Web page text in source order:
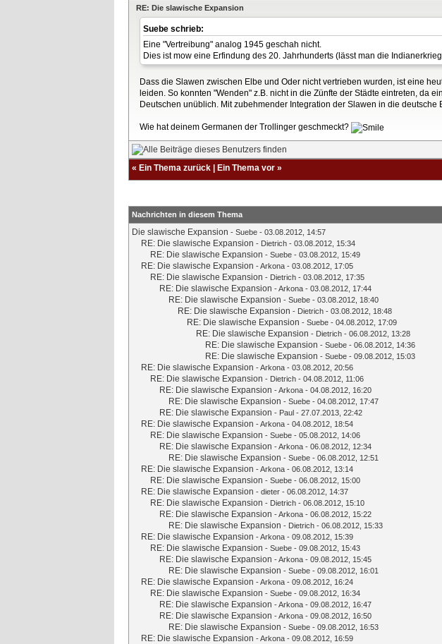
RE: Die slawische Expansion
Suebe schrieb:
Eine "Vertreibung" analog 1945 geschah nicht.
Dies ist mow eine Erfindung des 20. Jahrhunderts (lässt man die
Dass die Slawen zwischen Elbe und Oder nicht vertrieben wurden, ist eine
leiden. So konnten "Wenden" z.B. nicht in die Zünfte der Städte eintreten, da
Deutschen unüblich. Mit zubehmender Integration der Slawen in die
Wie hat deinem Germanen der Trollinger geschmeckt?
« Ein Thema zurück Ein Thema vor »
Nachrichten in diesem Thema
Die slawische Expansion - Suebe - 03.08.2012, 14:57
RE: Die slawische Expansion - Dietrich - 03.08.2012, 15:34
RE: Die slawische Expansion - Suebe - 03.08.2012, 15:49
RE: Die slawische Expansion -Arkona - 03.08.2012, 17:05
RE: Die slawische Expansion - Dietrich - 03.08.2012, 17:35
RE: Die slawische Expansion -Arkona - 03.08.2012, 17:44
RE: Die slawische Expansion - Suebe - 03.08.2012, 18:40
RE: Die slawische Expansion - Dietrich - 03.08.2012, 18:48
RE: Die slawische Expansion - Suebe - 04.08.2012, 17:09
RE: Die slawische Expansion - Dietrich - 06.08.2012, 13:28
RE: Die slawische Expansion - Suebe - 06.08.2012, 14:36
RE: Die slawische Expansion - Suebe - 09.08.2012, 15:03
RE: Die slawische Expansion -Arkona - 03.08.2012, 20:56
RE: Die slawische Expansion - Dietrich - 04.08.2012, 11:06
RE: Die slawische Expansion -Arkona - 04.08.2012, 16:20
RE: Die slawische Expansion - Suebe - 04.08.2012, 17:47
RE: Die slawische Expansion - Paul - 27.07.2013, 22:42
RE: Die slawische Expansion -Arkona - 04.08.2012, 18:54
RE: Die slawische Expansion - Suebe - 05.08.2012, 14:06
RE: Die slawische Expansion -Arkona - 06.08.2012, 12:34
RE: Die slawische Expansion - Suebe - 06.08.2012, 12:51
RE: Die slawische Expansion -Arkona - 06.08.2012, 13:14
RE: Die slawische Expansion - Suebe - 06.08.2012, 15:00
RE: Die slawische Expansion - dieter - 06.08.2012, 14:37
RE: Die slawische Expansion - Dietrich - 06.08.2012, 15:10
RE: Die slawische Expansion -Arkona - 06.08.2012, 15:22
RE: Die slawische Expansion - Dietrich - 06.08.2012, 15:33
RE: Die slawische Expansion -Arkona - 09.08.2012, 15:39
RE: Die slawische Expansion - Suebe - 09.08.2012, 15:43
RE: Die slawische Expansion -Arkona - 09.08.2012, 15:45
RE: Die slawische Expansion - Suebe - 09.08.2012, 16:01
RE: Die slawische Expansion -Arkona - 09.08.2012, 16:24
RE: Die slawische Expansion - Suebe - 09.08.2012, 16:34
RE: Die slawische Expansion -Arkona - 09.08.2012, 16:47
RE: Die slawische Expansion -Arkona - 09.08.2012, 16:50
RE: Die slawische Expansion - Suebe - 09.08.2012, 16:53
RE: Die slawische Expansion -Arkona - 09.08.2012, 16:59